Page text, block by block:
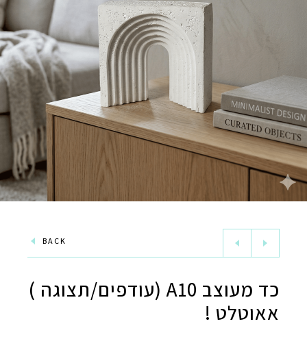
BACK
כד מעוצב A10 (עודפים/תצוגה )
אאוטלט !